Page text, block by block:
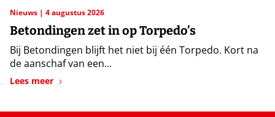
Nieuws 4 augustus 2026
Betondingen zet in op Torpedo’s
Bij Betondingen blijft het niet bij één Torpedo. Kort na
de aanschaf van een...
Lees meer